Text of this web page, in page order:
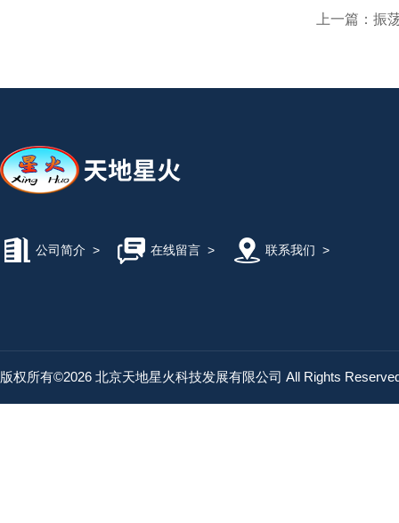
上一篇： 振
公司简介 > 在线留言> 联系我们 >
版权所有©2026 北京天地星火科技发展有限公司 All Rights